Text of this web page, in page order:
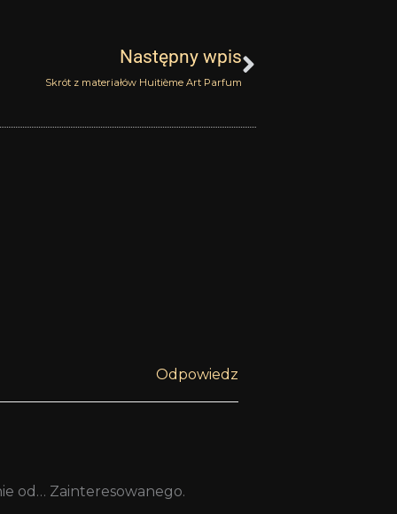
Następny wpis
Skrót z materiałów Huitième Art Parfum
Odpowiedz
od… Zainteresowanego.